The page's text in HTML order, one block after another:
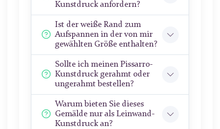
Kunstdruck anfordern?
Ist der weiße Rand zum
Aufspannen in der von mir
gewählten Größe enthalten?
Sollte ich meinen Pissarro-
Kunstdruck gerahmt oder
ungerahmt bestellen?
Warum bieten Sie dieses
Gemälde nur als Leinwand-
Kunstdruck an?